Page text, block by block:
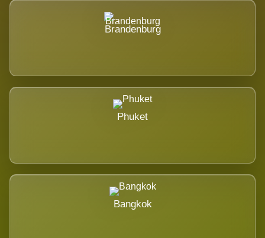
Brandenburg
Phuket
Bangkok